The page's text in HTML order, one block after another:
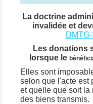
La doctrine
invalidée et
Les donations
lorsque le
Elles sont
selon que l'acte est
et quelle que soit la
des biens transmis.